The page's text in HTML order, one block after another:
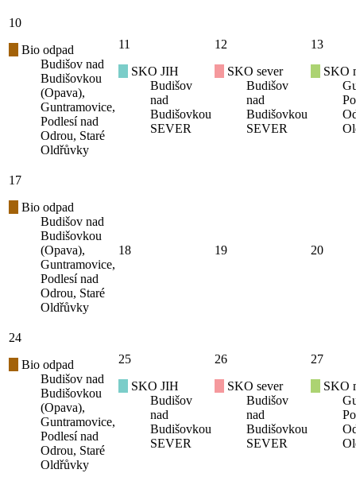
10
Bio odpad
Budišov nad
Budišovkou
(Opava),
Guntramovice,
Podlesí nad
Odrou, Staré
Oldřůvky
11
SKO JIH
Budišov
nad
Budišovkou
SEVER
12
SKO sever
Budišov
nad
Budišovkou
SEVER
13
SKO
17
Bio odpad
Budišov nad
Budišovkou
(Opava),
Guntramovice,
Podlesí nad
Odrou, Staré
Oldřůvky
18 19 20
24
Bio odpad
Budišov nad
Budišovkou
(Opava),
Guntramovice,
Podlesí nad
Odrou, Staré
Oldřůvky
25
SKO JIH
Budišov
nad
Budišovkou
SEVER
26
SKO sever
Budišov
nad
Budišovkou
SEVER
27
SKO